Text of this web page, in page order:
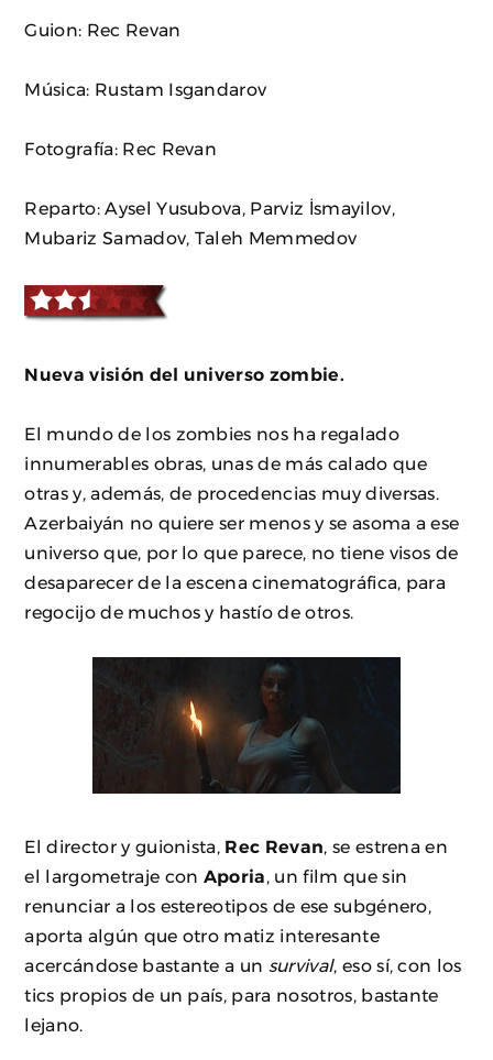
Guion: Rec Revan
Música: Rustam Isgandarov
Fotografía: Rec Revan
Reparto: Aysel Yusubova, Parviz İsmayilov,
Mubariz Samadov, Taleh Memmedov
Nueva visión del universo zombie.
El mundo de los zombies nos ha regalado
innumerables obras, unas de más calado que
otras y, además, de procedencias muy diversas.
Azerbaiyán no quiere ser menos y se asoma a ese
universo que, por lo que parece, no tiene visos de
desaparecer de la escena cinematográfica, para
regocijo de muchos y hastío de otros.
El director y guionista, Rec Revan , se estrena en
el largometraje con Aporia
, un film que sin
renunciar a los estereotipos de ese subgénero,
aporta algún que otro matiz interesante
acercándose bastante a un survival, eso sí, con los
tics propios de un país, para nosotros, bastante
lejano.